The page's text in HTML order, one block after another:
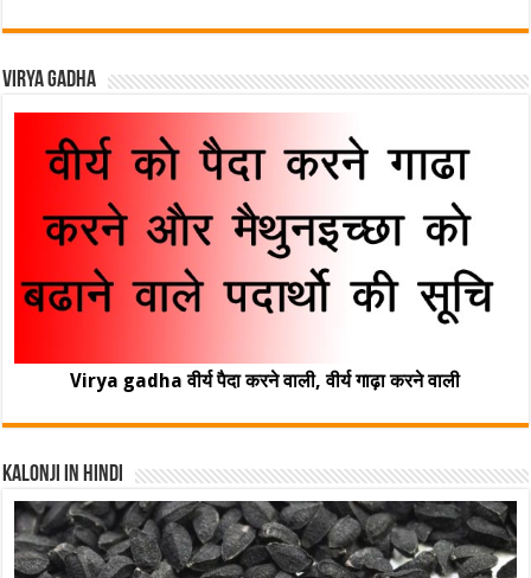
Virya Gadha
Virya gadha वीर्य पैदा करने वाली, वीर्य गाढ़ा करने वाली
Kalonji In Hindi